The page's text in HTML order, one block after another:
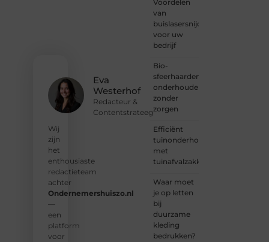
Eva
Westerhof
Redacteur &
Contentstrateeg
Wij
zijn
het
enthousiaste
redactieteam
achter
Ondernemershuiszo.nl
—
een
platform
voor
Voordelen
van
buislasersnijden
voor uw
bedrijf
Bio-
sfeerhaarden
onderhouden
zonder
zorgen
Efficiënt
tuinonderhoud
met
tuinafvalzakken
Waar moet
je op letten
bij
duurzame
kleding
bedrukken?